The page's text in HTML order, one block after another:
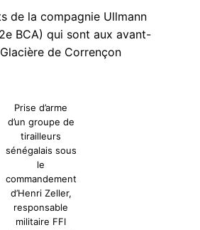
de la compagnie Ullmann
BCA) qui sont aux avant-
de Corrençon
Prise d’arme
d’un groupe de
tirailleurs
sénégalais sous
le
commandement
d’Henri Zeller,
responsable
militaire FFI